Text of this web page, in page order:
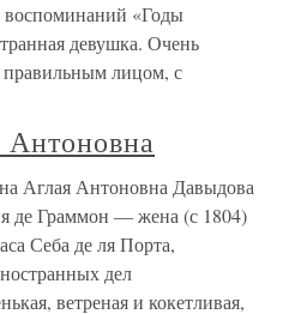
«Годы
девушка. Очень
правильным лицом, с
Аглая Антоновна Давыдова
де Граммон — жена (с 1804)
Себа де ля Порта,
дел
ветреная и кокетливая,